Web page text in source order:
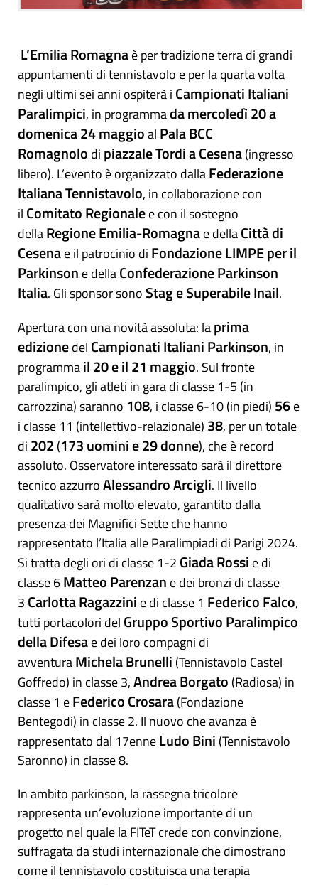
L’Emilia Romagnaè per tradizione terra di grandi
appuntamenti di tennistavolo e per la quarta volta
negli ultimi sei anni ospiterà i Campionati Italiani
Paralimpici, in programmada mercoledì 20 a
domenica 24 maggioal Pala BCC
Romagnolo di piazzale Tordi a Cesena(ingresso
libero). L’evento è organizzato dallaFederazione
Italiana Tennistavolo, in collaborazione con
il Comitato Regionalee con il sostegno
dellaRegione Emilia-Romagnae dellaCittà di
Cesenae il patrocinio di Fondazione LIMPE per il
Parkinson e dellaConfederazione Parkinson
Italia. Gli sponsor sonoStag e Superabile Inail.
Apertura con una novità assoluta: laprima
edizionedel Campionati Italiani Parkinson, in
programmail 20 e il 21 maggio. Sul fronte
paralimpico, gli atleti in gara di classe 1-5 (in
carrozzina) saranno 108, i classe 6-10 (in piedi) 56e
i classe 11 (intellettivo-relazionale) 38, per un totale
di 202 (173 uomini e 29 donne), che è record
assoluto. Osservatore interessato sarà il direttore
tecnico azzurroAlessandro Arcigli. Il livello
qualitativo sarà molto elevato, garantito dalla
presenza dei Magnifici Sette che hanno
rappresentato l’Italia alle Paralimpiadi di Parigi 2024.
Si tratta degli ori di classe 1-2 Giada Rossi e di
classe 6Matteo Parenzan e dei bronzi di classe
3 Carlotta Ragazzini e di classe 1 Federico Falco,
tutti portacolori del Gruppo Sportivo Paralimpico
della Difesae dei loro compagni di
avventuraMichela Brunelli (Tennistavolo Castel
Goffredo) in classe 3,Andrea Borgato (Radiosa) in
classe 1 eFederico Crosara(Fondazione
Bentegodi) in classe 2. Il nuovo che avanza è
rappresentato dal 17enneLudo Bini (Tennistavolo
Saronno) in classe 8.
In ambito parkinson, la rassegna tricolore
rappresenta un’evoluzione importante di un
progetto nel quale la FITeT crede con convinzione,
suffragata da studi internazionale che dimostrano
come il tennistavolo costituisca una terapia